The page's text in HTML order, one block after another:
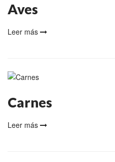
Aves
Leer más
Carnes
Leer más